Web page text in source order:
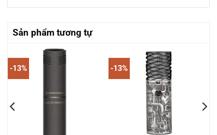
Sản phẩm tương tự
-13% -13%